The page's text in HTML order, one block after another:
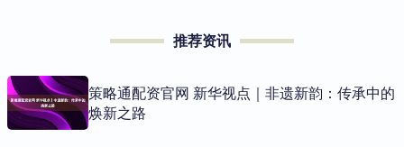
推荐资讯
策略通配资官网 新华视点｜非遗新韵：传承中的
焕新之路